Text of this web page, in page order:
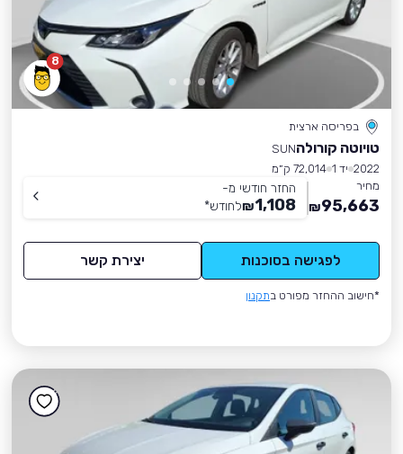
8
בפריסה ארצית
טויוטה קורולהSUN
2022 יד 1
72,014 ק״מ
מחיר
95,663
₪
החזר חודשי מ-
1,108
₪לחודש*
לפגישה בסוכנות יצירת קשר
*חישוב ההחזר מפורט בתקנון